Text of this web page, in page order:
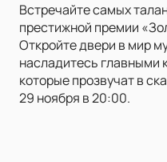
Встречайте самых
престижной премии
Откройте двери в мир
насладитесь главными
которые прозвучат в
29 ноября в 20:00.